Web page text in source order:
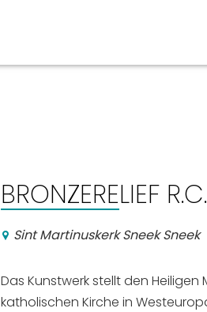
BRONZERELIEF
Sint Martinuskerk Sneek Sneek
Das Kunstwerk stellt den Heiligen
katholischen Kirche in